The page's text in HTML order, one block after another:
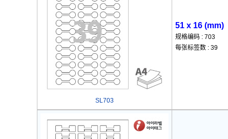
SL703
51 x 16 (mm)
规格编码 : 703
每张标签数 : 39